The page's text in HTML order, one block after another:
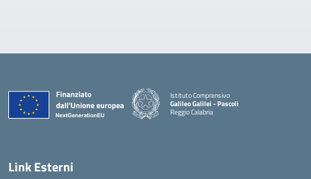
Istituto Comprensivo
Galileo Galilei - Pascoli
Reggio Calabria
Link Esterni